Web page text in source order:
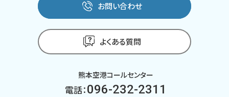
お問い合わせ
よくある質問
熊本空港コールセンター
電話：096-232-2311